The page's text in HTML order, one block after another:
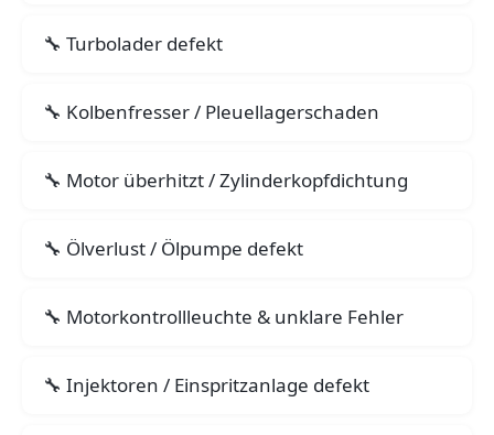
Turbolader defekt
Kolbenfresser / Pleuellagerschaden
Motor überhitzt / Zylinderkopfdichtung
Ölverlust / Ölpumpe defekt
Motorkontrollleuchte & unklare Fehler
Injektoren / Einspritzanlage defekt